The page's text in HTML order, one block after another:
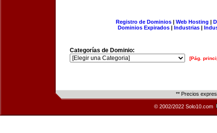
Registro de Dominios| Web Hosting |
Dominios Expirados | Industrias |
Categorías de Dominio:
[Pág.
** Precios
© 2002/2022 Solo10.com